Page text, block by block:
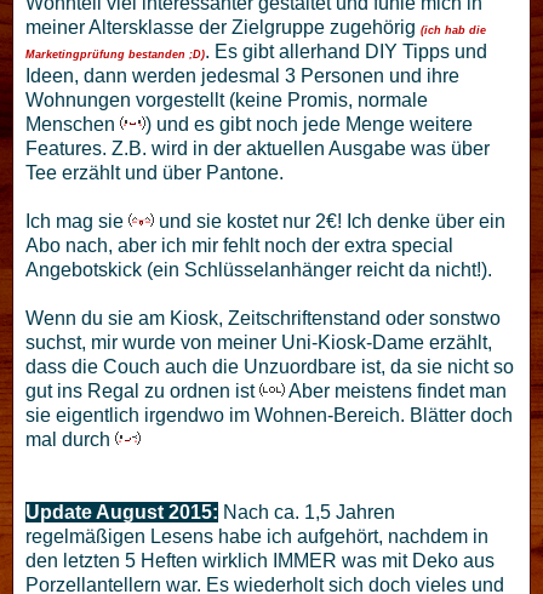
meiner Altersklasse der Zielgruppe zugehörig (ich hab die
Marketingprüfung bestanden ;D). Es gibt allerhand DIY Tipps und
Ideen, dann werden jedesmal 3 Personen und ihre
Wohnungen vorgestellt (keine Promis, normale
Menschen
) und es gibt noch jede Menge weitere
Features. Z.B. wird in der aktuellen Ausgabe was über
Tee erzählt und über Pantone.
Ich mag sie
und sie kostet nur 2€! Ich denke über ein
Abo nach, aber ich mir fehlt noch der extra special
Angebotskick (ein Schlüsselanhänger reicht da nicht!).
Wenn du sie am Kiosk, Zeitschriftenstand oder sonstwo
suchst, mir wurde von meiner Uni-Kiosk-Dame erzählt,
dass die Couch auch die Unzuordbare ist, da sie nicht so
gut ins Regal zu ordnen ist
Aber meistens findet man
sie eigentlich irgendwo im Wohnen-Bereich. Blätter doch
mal durch
Update August 2015: Nach ca. 1,5 Jahren
regelmäßigen Lesens habe ich aufgehört, nachdem in
den letzten 5 Heften wirklich IMMER was mit Deko aus
Porzellantellern war. Es wiederholt sich doch vieles und